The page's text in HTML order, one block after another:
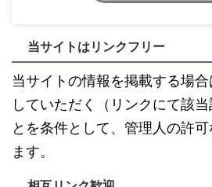
当サイトはリンクフリー
当サイトの情報を掲載する場
していただく（リンクにて該
とを条件として、管理人の許
ます。